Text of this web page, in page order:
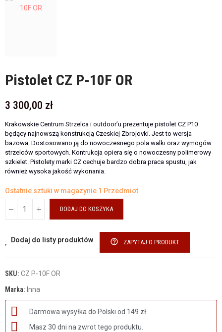
Pistolet CZ P-10F OR
3 300,00 zł
Krakowskie Centrum Strzelca i outdoor’u prezentuje pistolet CZ P10
będący najnowszą konstrukcją Czeskiej Zbrojovki. Jest to wersja
bazowa. Dostosowano ją do nowoczesnego pola walki oraz wymogów
strzelców sportowych. Kontrukcja opiera się o nowoczesny polimerowy
szkielet. Pistolety marki CZ cechuje bardzo dobra praca spustu, jak
również wysoka jakość wykonania.
Ostatnie sztuki w magazynie 1 Przedmiot
DODAJ DO KOSZYKA
Dodaj do listy produktów help_outline ZAPYTAJ O PRODUKT
SKU: CZ P-10F OR
Marka: Inna
Darmowa wysyłka do Polski od 149 zł
Masz 30 dni na zwrot tego produktu.